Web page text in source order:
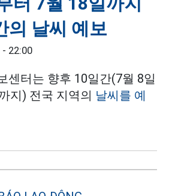
의 날씨 예보
22:00
센터는 향후 10일간(7월 8일
지) 전국 지역의 날씨를 예